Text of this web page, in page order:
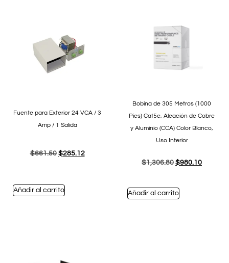
Fuente para Exterior 24 VCA / 3
Amp / 1 Salida
$661.50 $285.12
Añadir al carrito
Bobina de 305 Metros (1000
Pies) Cat5e, Aleación de Cobre
y Aluminio (CCA) Color Blanco,
Uso Interior
$1,306.80 $980.10
Añadir al carrito